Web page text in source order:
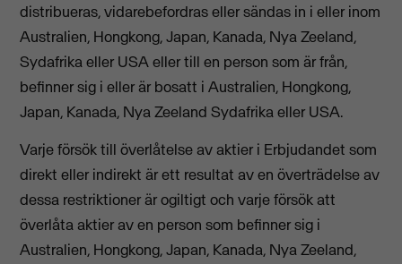
distribueras, vidarebefordras eller sändas in i eller inom
Australien, Hongkong, Japan, Kanada, Nya Zeeland,
Sydafrika eller USA eller till en person som är från,
befinner sig i eller är bosatt i Australien, Hongkong,
Japan, Kanada, Nya Zeeland Sydafrika eller USA.
Varje försök till överlåtelse av aktier i Erbjudandet som
direkt eller indirekt är ett resultat av en överträdelse av
dessa restriktioner är ogiltigt och varje försök att
överlåta aktier av en person som befinner sig i
Australien, Hongkong, Japan, Kanada, Nya Zeeland,